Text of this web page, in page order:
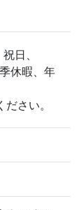
日、
休暇、年
さい。